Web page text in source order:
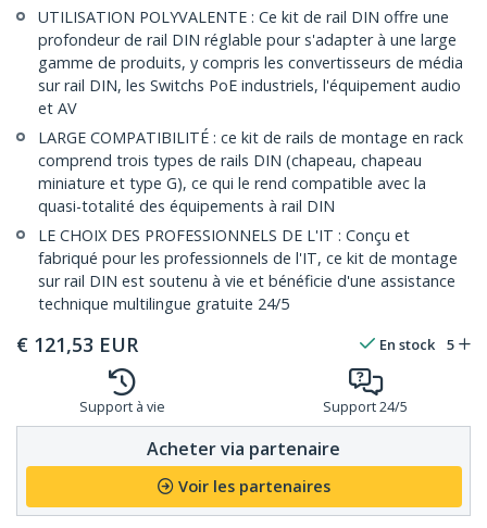
UTILISATION POLYVALENTE : Ce kit de rail DIN offre une
profondeur de rail DIN réglable pour s'adapter à une large
gamme de produits, y compris les convertisseurs de média
sur rail DIN, les Switchs PoE industriels, l'équipement audio
et AV
LARGE COMPATIBILITÉ : ce kit de rails de montage en rack
comprend trois types de rails DIN (chapeau, chapeau
miniature et type G), ce qui le rend compatible avec la
quasi-totalité des équipements à rail DIN
LE CHOIX DES PROFESSIONNELS DE L'IT : Conçu et
fabriqué pour les professionnels de l'IT, ce kit de montage
sur rail DIN est soutenu à vie et bénéficie d'une assistance
technique multilingue gratuite 24/5
€ 121,53 EUR En stock 5
Support à vie Support 24/5
Acheter via partenaire
Voir les partenaires